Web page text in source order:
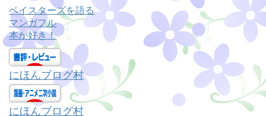
リ
ー
ベイスターズを語る
マンガフル
本が好き！
にほんブログ村
にほんブログ村